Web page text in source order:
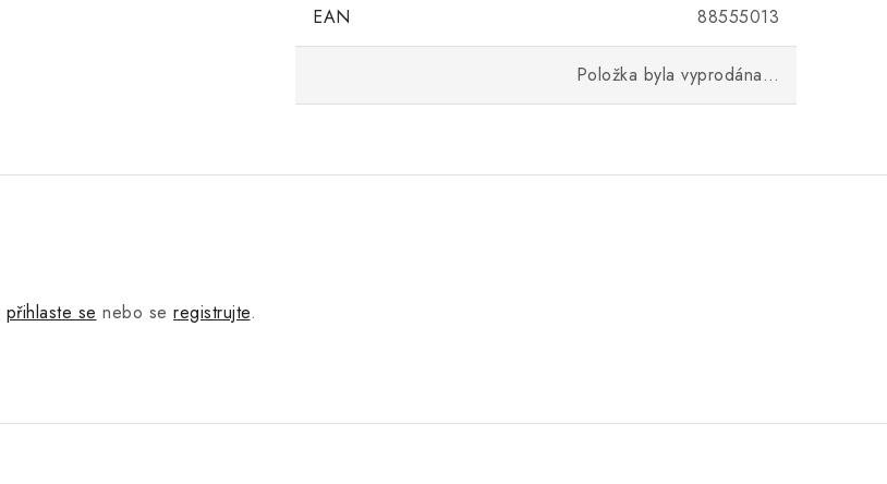
EAN 88555013
Položka byla vyprodána…
přihlaste se nebo se registrujte.